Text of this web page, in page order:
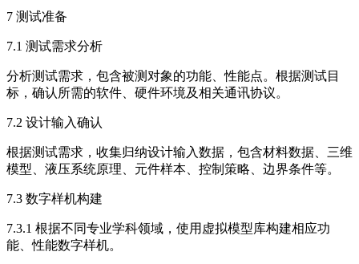
7 测试准备
7.1 测试需求分析
分析测试需求，包含被测对象的功能、性能点。根据测试目
标，确认所需的软件、硬件环境及相关通讯协议。
7.2 设计输入确认
根据测试需求，收集归纳设计输入数据，包含材料数据、三维
模型、液压系统原理、元件样本、控制策略、边界条件等。
7.3 数字样机构建
7.3.1 根据不同专业学科领域，使用虚拟模型库构建相应功
能、性能数字样机。